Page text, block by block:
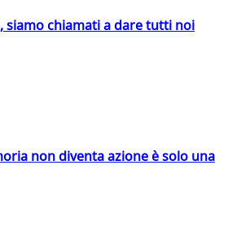
chiamati a dare tutti noi
non diventa azione è solo una